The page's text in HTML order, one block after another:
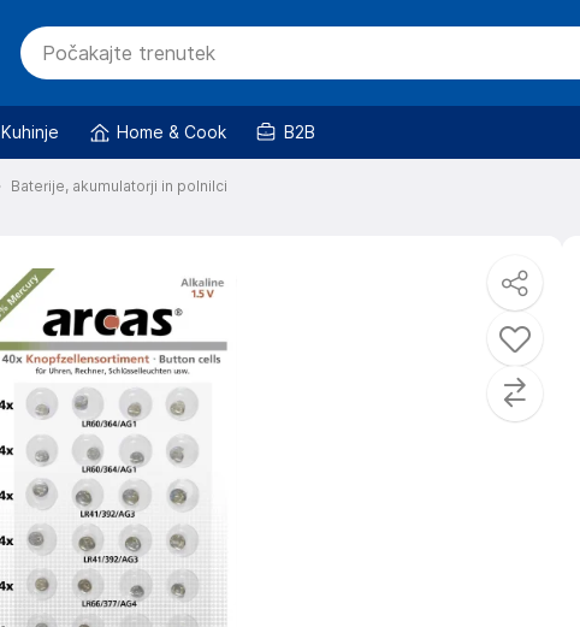
Kuhinje Home & Cook B2B
Baterije, akumulatorji in polnilci